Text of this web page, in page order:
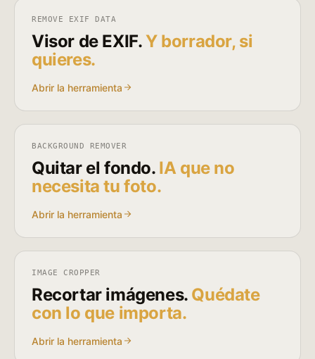
REMOVE EXIF DATA
Visor de EXIF.Y borrador, si
quieres.
Abrir la herramienta
BACKGROUND REMOVER
Quitar el fondo. IA que no
necesita tu foto.
Abrir la herramienta
IMAGE CROPPER
Recortar imágenes. Quédate
con lo que importa.
Abrir la herramienta